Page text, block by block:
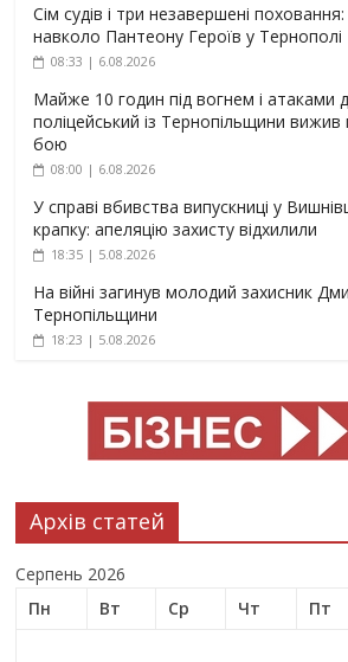
Сім судів і три незавершені
навколо Пантеону Героїв у Тернополі
08:33 | 6.08.2026
Майже 10 годин під вогнем і атаками
поліцейський із Тернопільщини вижив
бою
08:00 | 6.08.2026
У справі вбивства випускниці у
крапку: апеляцію захисту відхилили
18:35 | 5.08.2026
На війні загинув молодий захисник
Тернопільщини
18:23 | 5.08.2026
Архів статей
Серпень 2026
Пн
Вт Ср Чт Пт